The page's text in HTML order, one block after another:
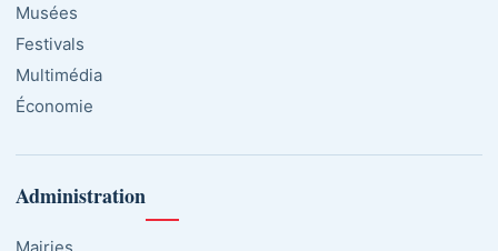
Musées
Festivals
Multimédia
Économie
Administration
Mairies